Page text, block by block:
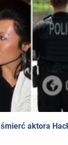
aktora